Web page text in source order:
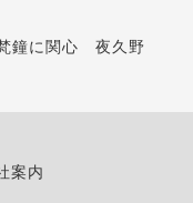
鐘に関心 夜久野
案内